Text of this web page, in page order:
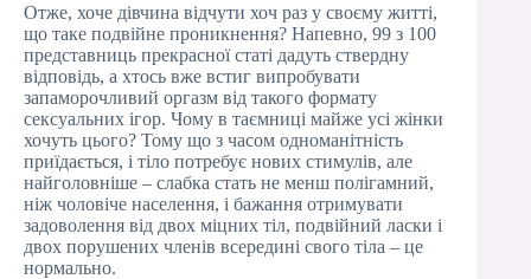
Отже, хоче дівчина відчути хоч раз у своєму житті,
що таке подвійне проникнення? Напевно, 99 з 100
представниць прекрасної статі дадуть ствердну
відповідь, а хтось вже встиг випробувати
запаморочливий оргазм від такого формату
сексуальних ігор. Чому в таємниці майже усі жінки
хочуть цього? Тому що з часом одноманітність
приїдається, і тіло потребує нових стимулів, але
найголовніше – слабка стать не менш полігамний,
ніж чоловіче населення, і бажання отримувати
задоволення від двох міцних тіл, подвійний ласки і
двох порушених членів всередині свого тіла – це
нормально.